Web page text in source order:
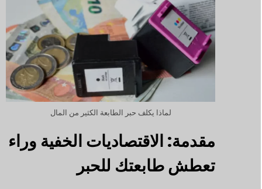
لماذا يكلف حبر الطابعة الكثير من المال
مقدمة: الاقتصاديات الخفية وراء
تعطش طابعتك للحبر